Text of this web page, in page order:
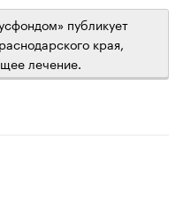
публикует
края,
лечение.